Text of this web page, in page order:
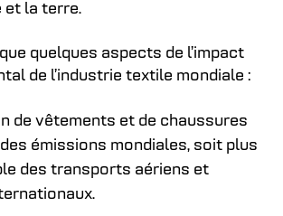
et la terre.
quelques aspects de l’impact
de l’industrie textile mondiale :
de vêtements et de chaussures
des émissions mondiales, soit plus
des transports aériens et